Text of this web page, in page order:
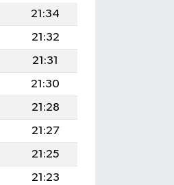
21:34
21:32
21:31
21:30
21:28
21:27
21:25
21:23